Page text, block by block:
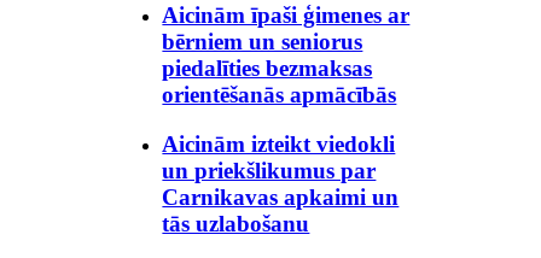
Aicinām īpaši ģimenes ar
bērniem un seniorus
piedalīties bezmaksas
orientēšanās apmācībās
Aicinām izteikt viedokli
un priekšlikumus par
Carnikavas apkaimi un
tās uzlabošanu